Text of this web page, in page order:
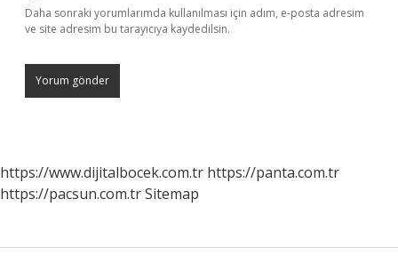
Daha sonraki yorumlarımda kullanılması için adım, e-posta adresim
ve site adresim bu tarayıcıya kaydedilsin.
https://www.dijitalbocek.com.tr https://panta.com.tr
https://pacsun.com.trSitemap